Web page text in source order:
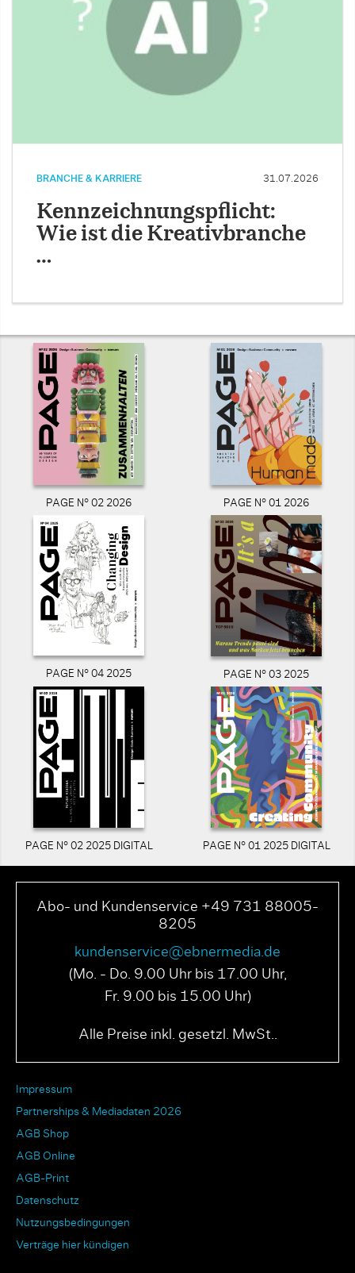
BRANCHE & KARRIERE 31.07.2026
Kennzeichnungspflicht:
Wie ist die Kreativbranche
…
PAGE N° 02 2026 PAGE N° 01 2026
PAGE N° 04 2025 PAGE N° 03 2025
PAGE N° 02 2025 DIGITAL PAGE N° 01 2025 DIGITAL
Abo- und Kundenservice +49 731 88005-
8205
kundenservice@ebnermedia.de
(Mo. - Do. 9.00 Uhr bis 17.00 Uhr,
Fr. 9.00 bis 15.00 Uhr)
Alle Preise inkl. gesetzl. MwSt..
Impressum
Partnerships & Mediadaten 2026
AGB Shop
AGB Online
AGB-Print
Datenschutz
Nutzungsbedingungen
Verträge hier kündigen